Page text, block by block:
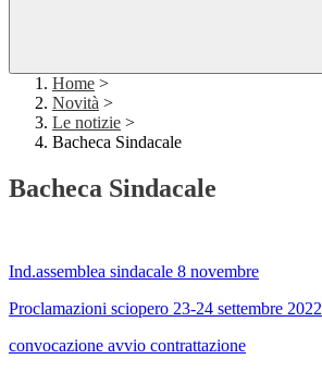
Home >
Novità >
Le notizie >
Bacheca Sindacale
Bacheca Sindacale
Ind.assemblea sindacale 8 novembre
Proclamazioni sciopero 23-24 settembre 2022
convocazione avvio contrattazione